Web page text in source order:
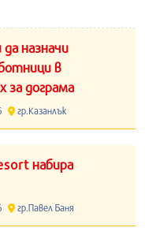
назначи
в
за дограма
гр.Казанлък
набира
гр.Павел Баня